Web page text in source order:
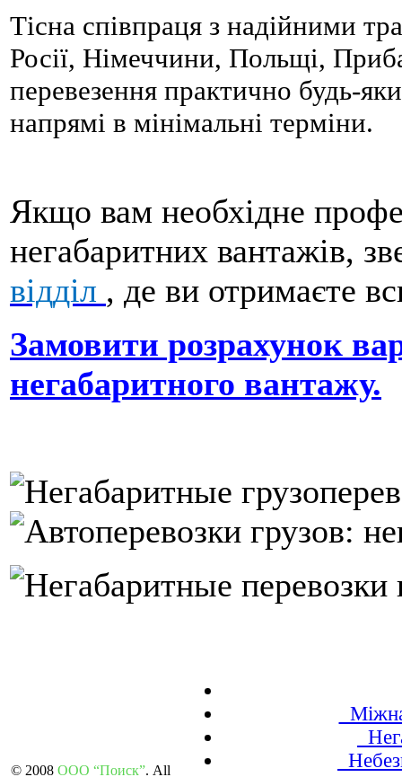
Тісна співпраця з надійними
Росії, Німеччини, Польщі,
перевезення практично будь-
напрямі в мінімальні терміни.
Якщо вам необхідне
негабаритних вантажів,
відділ , де ви отримаєте
Замовити розрахунок
негабаритного вантажу.
© 2008 ООО “Поиск”. All